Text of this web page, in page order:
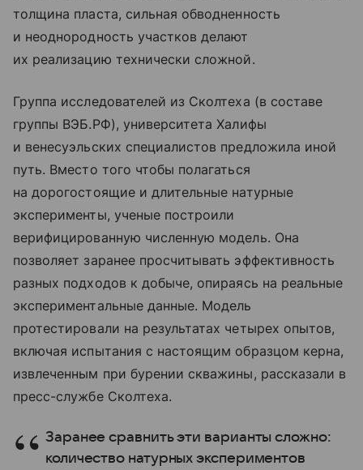
толщина пласта, сильная обводненность
и неоднородность участков делают
их реализацию технически сложной.
Группа исследователей из Сколтеха (в составе
группы ВЭБ.РФ), университета Халифы
и венесуэльских специалистов предложила иной
путь. Вместо того чтобы полагаться
на дорогостоящие и длительные натурные
эксперименты, ученые построили
верифицированную численную модель. Она
позволяет заранее просчитывать эффективность
разных подходов к добыче, опираясь на реальные
экспериментальные данные. Модель
протестировали на результатах четырех опытов,
включая испытания с настоящим образцом керна,
извлеченным при бурении скважины, рассказали в
пресс-службе Сколтеха.
Заранее сравнить эти варианты сложно:
количество натурных экспериментов